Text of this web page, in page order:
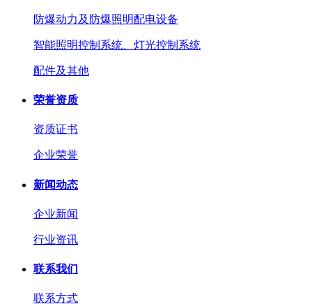
防爆动力及防爆照明配电设备
智能照明控制系统、灯光控制系统
配件及其他
荣誉资质
资质证书
企业荣誉
新闻动态
企业新闻
行业资讯
联系我们
联系方式